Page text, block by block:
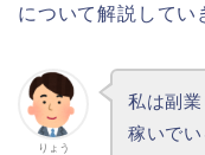
について解説してい
りょう
私は副
稼いでい